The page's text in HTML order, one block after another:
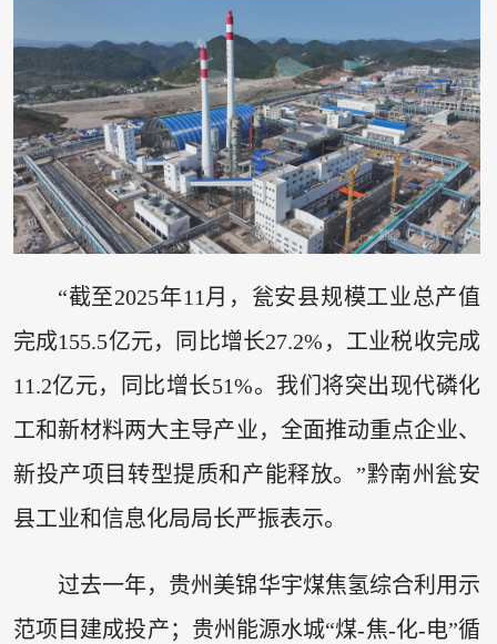
“截至2025年11月，瓮安县规模工业总产值
完成155.5亿元，同比增长27.2%，工业税收完成
11.2亿元，同比增长51%。我们将突出现代磷化
工和新材料两大主导产业，全面推动重点企业、
新投产项目转型提质和产能释放。”黔南州瓮安
县工业和信息化局局长严振表示。
过去一年，贵州美锦华宇煤焦氢综合利用示
范项目建成投产；贵州能源水城“煤-焦-化-电”循